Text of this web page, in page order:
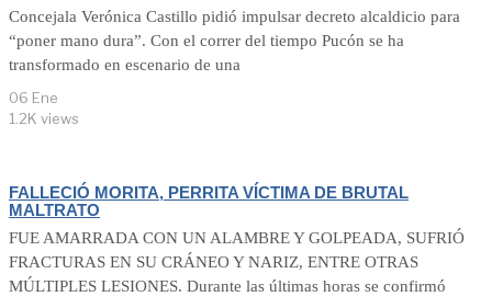
Concejala Verónica Castillo pidió impulsar decreto alcaldicio para
“poner mano dura”. Con el correr del tiempo Pucón se ha
transformado en escenario de una
06 Ene
1.2K views
FALLECIÓ MORITA, PERRITA VÍCTIMA DE BRUTAL
MALTRATO
FUE AMARRADA CON UN ALAMBRE Y GOLPEADA, SUFRIÓ
FRACTURAS EN SU CRÁNEO Y NARIZ, ENTRE OTRAS
MÚLTIPLES LESIONES. Durante las últimas horas se confirmó